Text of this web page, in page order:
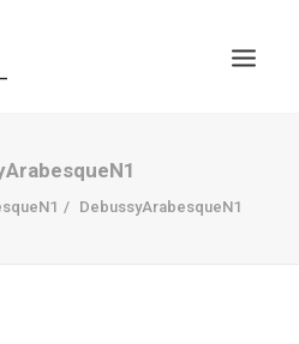
DebussyArabesqueN1